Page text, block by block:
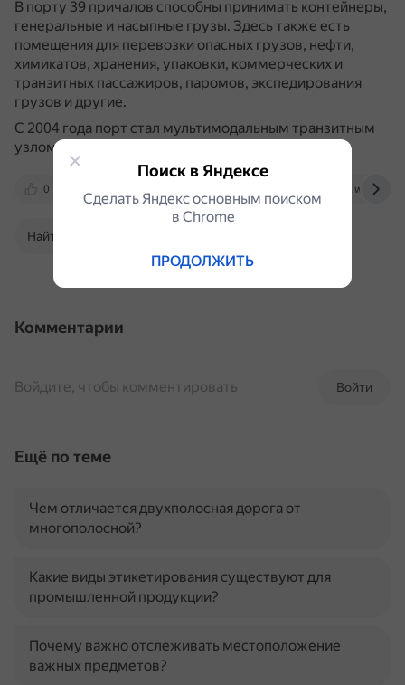
В порту 39 причалов способны принимать контейнеры,
генеральные и насыпные грузы. Здесь также есть
помещения для перевозки опасных грузов, нефти,
химикатов, хранения, упаковки, коммерческих и
транзитных пассажиров, паромов, экспедирования
грузов и другие.
С 2004 года порт стал мультимодальным транзитным
узлом.
0
Найти в Поиске
Комментарии
Войти
Войдите, чтобы комментировать
Ещё по теме
Чем отличается двухполосная дорога от
многополосной?
Какие виды этикетирования существуют для
промышленной продукции?
Почему важно отслеживать местоположение
важных предметов?
Поиск в Яндексе
Сделать Яндекс основным поиском
в Сhrome
ПРОДОЛЖИТЬ